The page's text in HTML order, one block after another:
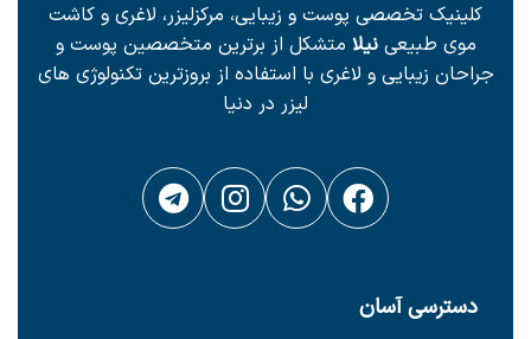
کلینیک تخصصی پوست و زیبایی، مرکزلیزر، لاغری و کاشت
موی طبیعینیلا متشکل از برترین متخصصین پوست و
جراحان زیبایی و لاغری با استفاده از بروزترین تکنولوژی های
لیزر در دنیا
دسترسی آسان